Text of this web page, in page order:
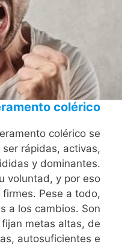
colérico
colérico se
rápidas, activas,
y dominantes.
voluntad, y por eso
Pese a todo,
a los cambios. Son
metas altas, de
autosuficientes e